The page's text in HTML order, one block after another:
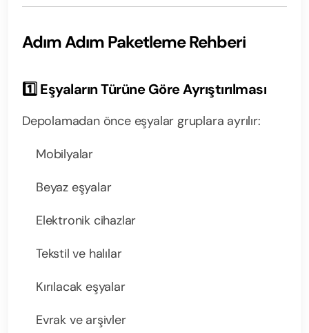
Adım Adım Paketleme Rehberi
1️⃣ Eşyaların Türüne Göre Ayrıştırılması
Depolamadan önce eşyalar gruplara ayrılır:
Mobilyalar
Beyaz eşyalar
Elektronik cihazlar
Tekstil ve halılar
Kırılacak eşyalar
Evrak ve arşivler